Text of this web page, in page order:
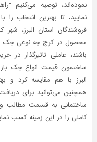
نموده‌اند، توصیه می‌کنیم
نمایید، تا بهترین انتخاب
فروشندگان استان البرز،
محصول در کرج چه نوعی جک
باشند، عاملی تاثیر‌گذار در
ساختمون قیمت انواع جک
البرز با هم مقایسه کرد و
همچنین می‌توانید برای
ساختمانی به قسمت مطالب
کاملی را در این زمینه کسب